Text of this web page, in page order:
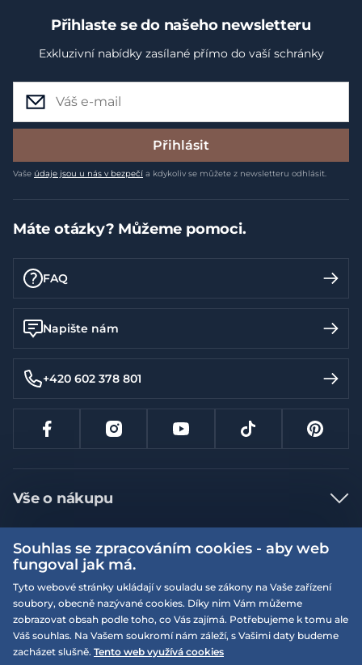
Přihlaste se do našeho newsletteru
Exkluzivní nabídky zasílané přímo do vaší schránky
Přihlásit
Vaše údaje jsou u nás v bezpečí a kdykoliv se můžete z newsletteru odhlásit.
Máte otázky? Můžeme pomoci.
FAQ
Napište nám
+420 602 378 801
Vše o nákupu
Jak nakupovat
Nejčastější dotazy
Doprava a platba
Vrácení a výměna zboží
Reklamace
Více informací
Obchodní podmínky
Podmínky EQS věrnostního klubu
On-line katalogy
Naše prodejny
EQS Rudná
Souhlas se zpracováním cookies - aby web
fungoval jak má.
Tyto webové stránky ukládají v souladu se zákony na Vaše zařízení
soubory, obecně nazývané cookies. Díky nim Vám můžeme
zobrazovat obsah podle toho, co Vás zajímá. Potřebujeme k tomu ale
Váš souhlas. Na Vašem soukromí nám záleží, s Vašimi daty budeme
zacházet slušně. Tento web využívá cookies